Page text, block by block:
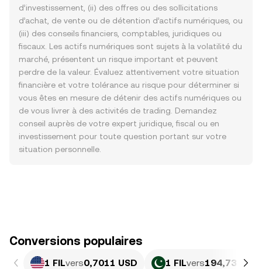
d’investissement, (ii) des offres ou des sollicitations
d’achat, de vente ou de détention d’actifs numériques, ou
(iii) des conseils financiers, comptables, juridiques ou
fiscaux. Les actifs numériques sont sujets à la volatilité du
marché, présentent un risque important et peuvent
perdre de la valeur. Évaluez attentivement votre situation
financière et votre tolérance au risque pour déterminer si
vous êtes en mesure de détenir des actifs numériques ou
de vous livrer à des activités de trading. Demandez
conseil auprès de votre expert juridique, fiscal ou en
investissement pour toute question portant sur votre
situation personnelle.
Conversions populaires
1 FILvers0,7011 USD 1 FILvers194,73 PKR